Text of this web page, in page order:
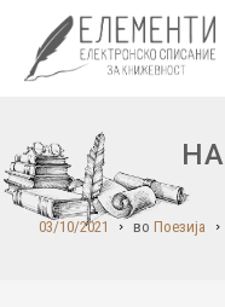
03/10/2021 во Поезија